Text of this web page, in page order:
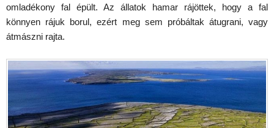
omladékony fal épült. Az állatok hamar rájöttek, hogy a fal
könnyen rájuk borul, ezért meg sem próbáltak átugrani, vagy
átmászni rajta.